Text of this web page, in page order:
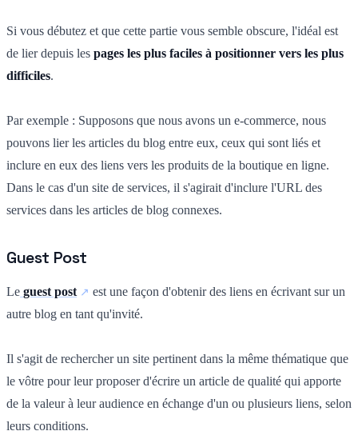
Si vous débutez et que cette partie vous semble obscure, l'idéal est
de lier depuis les pages les plus faciles à positionner vers les plus
difficiles.
Par exemple : Supposons que nous avons un e-commerce, nous
pouvons lier les articles du blog entre eux, ceux qui sont liés et
inclure en eux des liens vers les produits de la boutique en ligne.
Dans le cas d'un site de services, il s'agirait d'inclure l'URL des
services dans les articles de blog connexes.
Guest Post
Le guest post
est une façon d'obtenir des liens en écrivant sur un
autre blog en tant qu'invité.
Il s'agit de rechercher un site pertinent dans la même thématique que
le vôtre pour leur proposer d'écrire un article de qualité qui apporte
de la valeur à leur audience en échange d'un ou plusieurs liens, selon
leurs conditions.